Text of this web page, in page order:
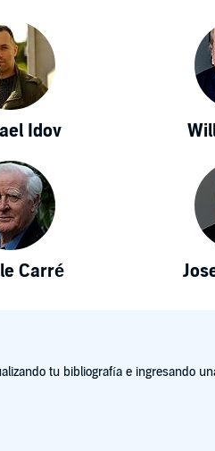
Idov
Carré
tu bibliografía e ingresando